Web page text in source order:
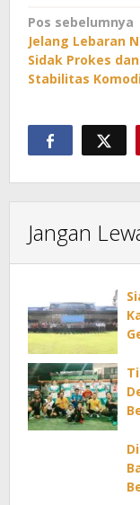
Navigasi
pos
Pos sebelumnya
Jelang Lebaran
Sidak Prokes dan
Stabilitas
Jangan